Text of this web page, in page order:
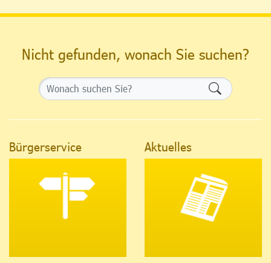
Nicht gefunden, wonach Sie suchen?
Bürgerservice Aktuelles